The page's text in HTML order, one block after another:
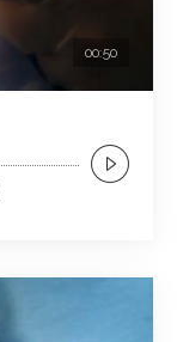
00:50